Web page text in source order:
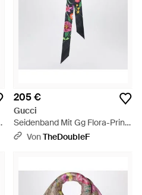
205 €
Gucci
Seidenband Mit Gg Flora-Print
- Weiß
VonTheDoubleF